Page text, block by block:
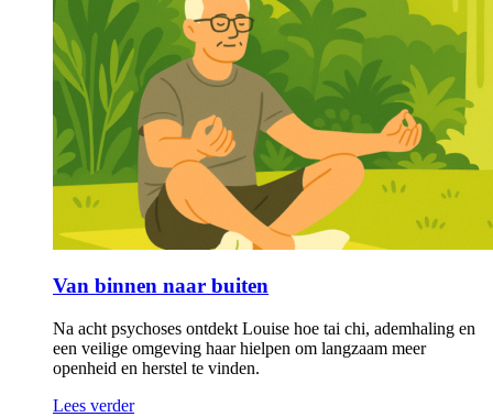
Van binnen naar buiten
Na acht psychoses ontdekt Louise hoe tai chi, ademhaling en
een veilige omgeving haar hielpen om langzaam meer
openheid en herstel te vinden.
Lees verder